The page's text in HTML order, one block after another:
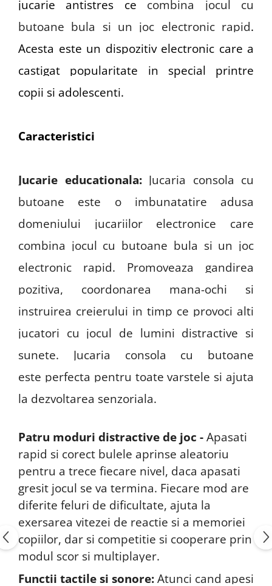
jucarie antistres ce combina jocul cu
butoane bula si un joc electronic rapid.
Acesta este un dispozitiv electronic care a
castigat popularitate in special printre
copii si adolescenti.
Caracteristici
Jucarie educationala: Jucaria consola cu
butoane este o imbunatatire adusa
domeniului jucariilor electronice care
combina jocul cu butoane bula si un joc
electronic rapid. Promoveaza gandirea
pozitiva, coordonarea mana-ochi si
instruirea creierului in timp ce provoci alti
jucatori cu jocul de lumini distractive si
sunete. Jucaria consola cu butoane
este perfecta pentru toate varstele si ajuta
la dezvoltarea senzoriala.
Patru moduri distractive de joc - Apasati
rapid si corect bulele aprinse aleatoriu
pentru a trece fiecare nivel, daca apasati
gresit jocul se va termina. Fiecare mod are
diferite feluri de dificultate, ajuta la
exersarea vitezei de reactie si a memoriei
copiilor, dar si competitie si cooperare prin
modul scor si multiplayer.
Functii tactile si sonore: Atunci cand apesi